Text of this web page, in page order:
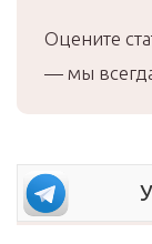
Оцените
— мы